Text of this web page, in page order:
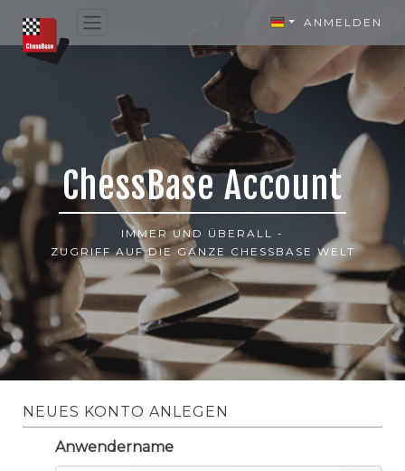
ANMELDEN
ChessBase Account
IMMER UND ÜBERALL -
ZUGRIFF AUF DIE GANZE CHESSBASE WELT
NEUES KONTO ANLEGEN
Anwendername